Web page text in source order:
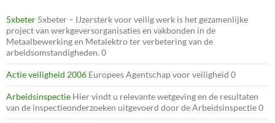
5xbeter 5xbeter – IJzersterk voor veilig werk is het gezamenlijke
project van werkgeversorganisaties en vakbonden in de
Metaalbewerking en Metalektro ter verbetering van de
arbeidsomstandigheden. 0
Actie veiligheid 2006 Europees Agentschap voor veiligheid 0
Arbeidsinspectie Hier vindt u relevante wetgeving en de resultaten
van de inspectieonderzoeken uitgevoerd door de Arbeidsinspectie 0